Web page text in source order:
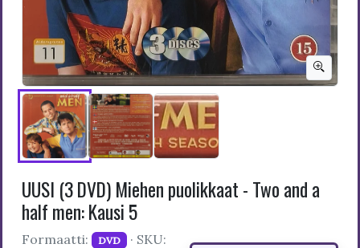
UUSI (3 DVD) Miehen puolikkaat - Two and a
half men: Kausi 5
Formaatti: DVD · SKU: